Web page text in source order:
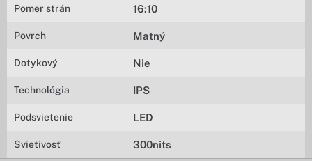
Pomer strán 16:10
Povrch Matný
Dotykový Nie
Technológia IPS
Podsvietenie LED
Svietivosť 300nits